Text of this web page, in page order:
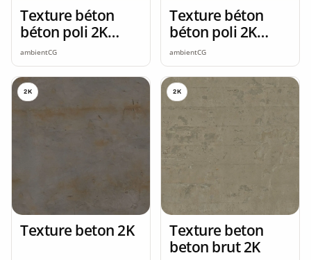
Texture béton
béton poli 2K
seamless
ambientCG
Texture béton
béton poli 2K
seamless
ambientCG
2K
Texture beton 2K
2K
Texture beton
beton brut 2K